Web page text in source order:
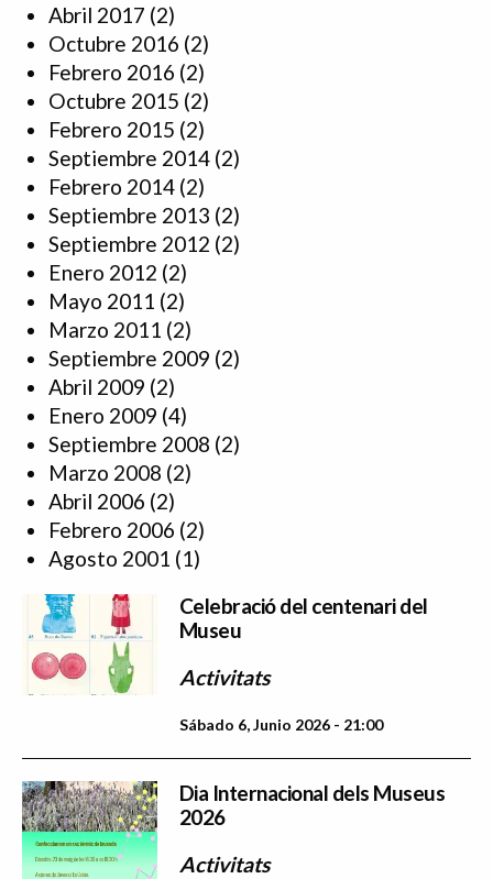
Abril 2017 (2)
Octubre 2016 (2)
Febrero 2016 (2)
Octubre 2015 (2)
Febrero 2015 (2)
Septiembre 2014 (2)
Febrero 2014 (2)
Septiembre 2013 (2)
Septiembre 2012 (2)
Enero 2012 (2)
Mayo 2011 (2)
Marzo 2011 (2)
Septiembre 2009 (2)
Abril 2009 (2)
Enero 2009 (4)
Septiembre 2008 (2)
Marzo 2008 (2)
Abril 2006 (2)
Febrero 2006 (2)
Agosto 2001 (1)
Celebració del centenari del
Museu
Activitats
Sábado 6, Junio 2026 - 21:00
Dia Internacional dels Museus
2026
Activitats